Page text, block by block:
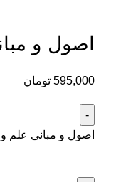
اصول و
595,000 تومان
اصول و مبانی علم